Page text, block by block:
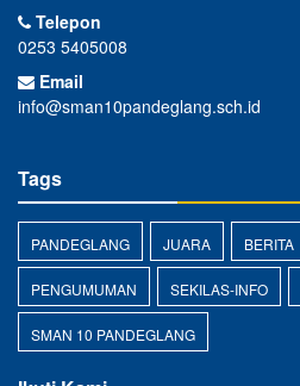
Telepon
0253 5405008
Email
info@sman10pandeglang.sch.id
Tags
PANDEGLANG JUARA BERITA
PENGUMUMAN SEKILAS-INFO
SMAN 10 PANDEGLANG